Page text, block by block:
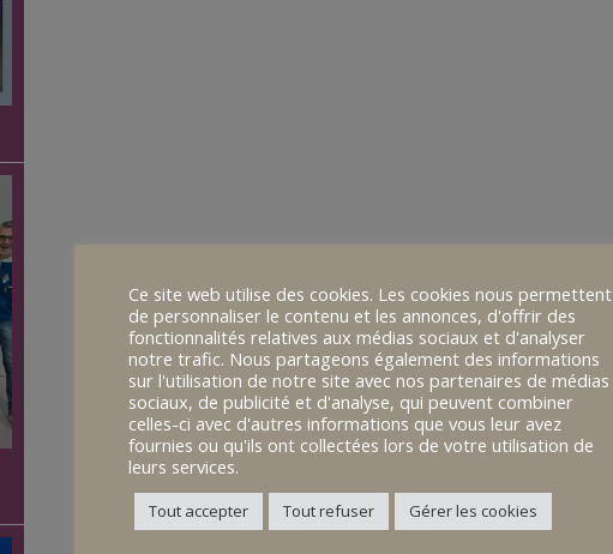
Ce site web utilise des cookies. Les cookies nous permettent
de personnaliser le contenu et les annonces, d'offrir des
fonctionnalités relatives aux médias sociaux et d'analyser
notre trafic. Nous partageons également des informations
sur l'utilisation de notre site avec nos partenaires de médias
sociaux, de publicité et d'analyse, qui peuvent combiner
celles-ci avec d'autres informations que vous leur avez
fournies ou qu'ils ont collectées lors de votre utilisation de
leurs services.
Tout accepter Tout refuser Gérer les cookies